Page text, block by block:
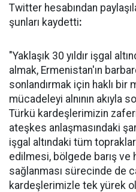
Twitter hesabından
şunları kaydetti:
"Yaklaşık 30 yıldır işgal
almak, Ermenistan'ın
sonlandırmak için haklı bir
mücadeleyi alnının akıyla
Türkü kardeşlerimizin
ateşkes anlaşmasındaki
işgal altındaki tüm
edilmesi, bölgede barış ve
sağlanması sürecinde de
kardeşlerimizle tek yürek